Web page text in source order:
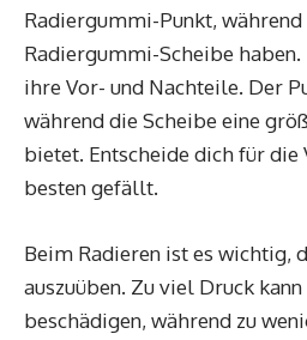
Radiergummi-Punkt, während
Radiergummi-Scheibe
ihre Vor- und Nachteile. Der
während die Scheibe eine
bietet. Entscheide dich für die
besten gefällt.
Beim Radieren ist es wichtig,
auszuüben. Zu viel Druck
beschädigen, während zu